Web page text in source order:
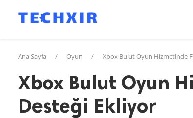
Ana Sayfa / Oyun / Xbox Bulut Oyun Hizmetinde
Xbox Bulut Oyun
Desteği Ekliyor